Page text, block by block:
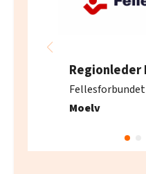
Regionleder
Fellesforbundet
Moelv